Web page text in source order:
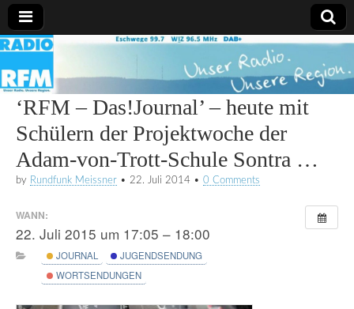
Radio
RFM
‘RFM – Das!Journal’ – heute mit
Schülern der Projektwoche der
Adam-von-Trott-Schule Sontra …
by Rundfunk Meissner • 22. Juli 2014 • 0 Comments
WANN:
22. Juli 2015 um 17:05 – 18:00
JOURNAL
JUGENDSENDUNG
WORTSENDUNGEN